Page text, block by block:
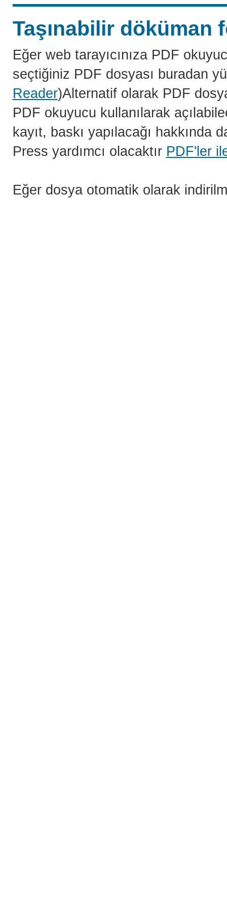
Taşınabilir döküman
Eğer web tarayıcınıza PDF
seçtiğiniz PDF dosyası buradan
Reader)Alternatif olarak PDF
PDF okuyucu kullanılarak
kayıt, baskı yapılacağı
Press yardımcı olacaktır PDF'ler
Eğer dosya otomatik olarak